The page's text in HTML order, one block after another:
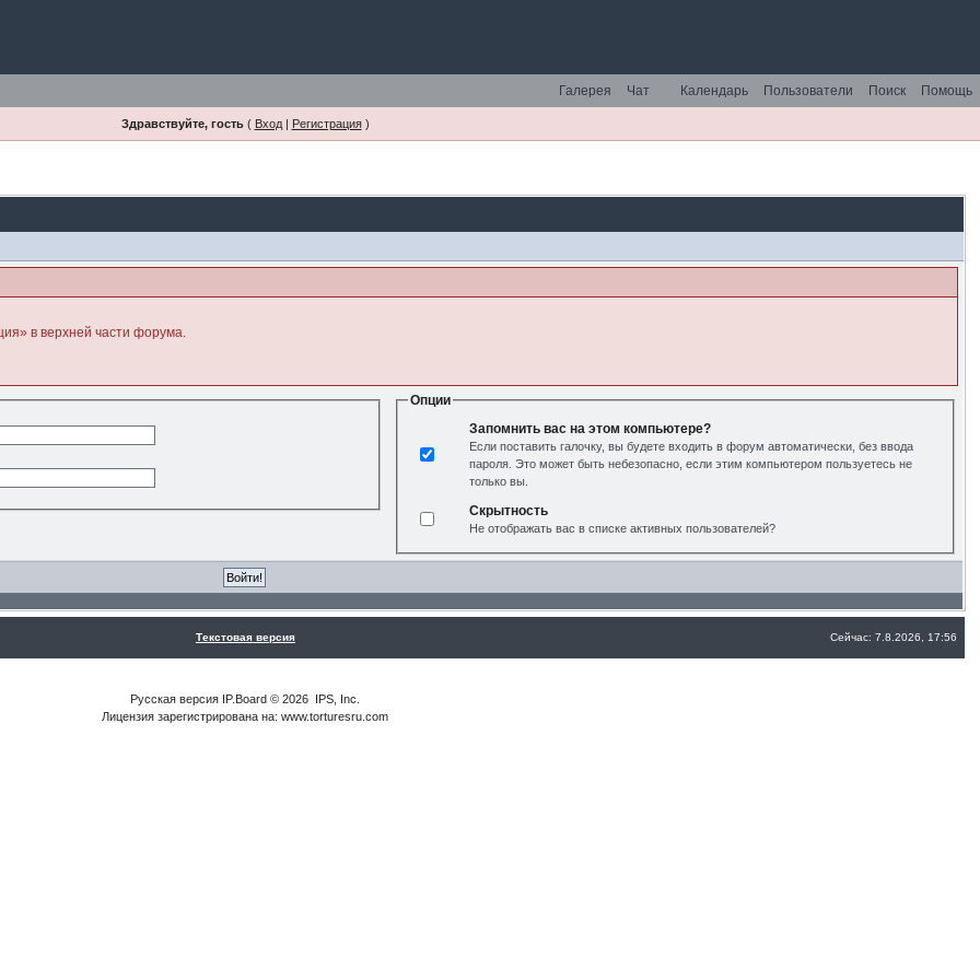
Помощь
Поиск
Пользователи
Календарь
Чат
Галерея
Здравствуйте, гость( Вход| Регистрация)
в верхней части форума.
Опции
Запомнить вас на этом компьютере?
Если поставить галочку, вы будете входить в форум автоматически, без ввода
пароля. Это может быть небезопасно, если этим компьютером пользуетесь не
только вы.
Скрытность
Не отображать вас в списке активных пользователей?
Текстовая версия Сейчас: 7.8.2026, 17:56
Русская версия IP.Board© 2026 IPS, Inc
Лицензия зарегистрирована на: www.torturesru.com